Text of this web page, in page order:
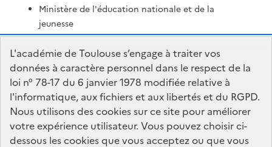
Ministère de l'éducation nationale et de la
jeunesse
Ministère de l'enseignement supérieur et de la
recherche
Portail Pédagogique Académique
Nous contacter
DSDEN du Lot
L'académie de Toulouse s’engage à traiter vos
données à caractère personnel dans le respect de la
loi n° 78-17 du 6 janvier 1978 modifiée relative à
l'informatique, aux fichiers et aux libertés et du RGPD.
Nous utilisons des cookies sur ce site pour améliorer
votre expérience utilisateur. Vous pouvez choisir ci-
dessous les cookies que vous acceptez ou que vous